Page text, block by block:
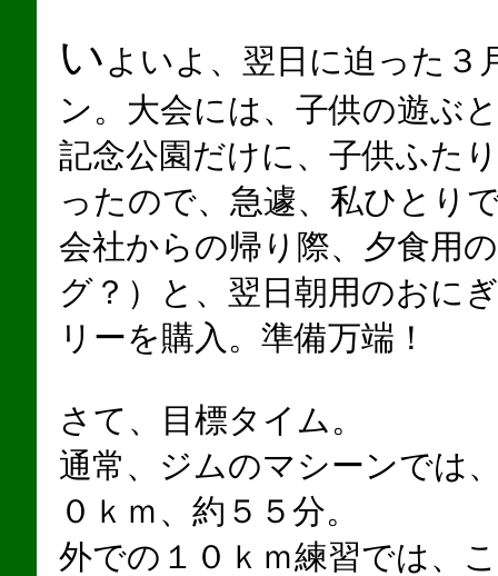
い よいよ、翌日に迫った３
ン。大会には、子供の遊ぶ
記念公園だけに、子供ふた
ったので、急遽、私ひとり
会社からの帰り際、夕食用
グ？）と、翌日朝用のおに
リーを購入。準備万端！
さて、目標タイム。
通常、ジムのマシーンでは
０ｋｍ、約５５分。
外での１０ｋｍ練習では、